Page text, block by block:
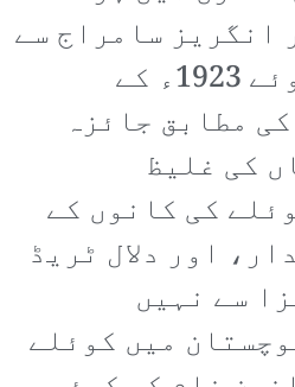
انگریز سامراج سے
ورثے میں ملے ہوئے 1923ء کے
مطابق جائزہ
کی غلیظ
کی کانوں کے
اور دلال ٹریڈ
سے نہیں
میں کوئلے